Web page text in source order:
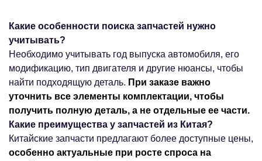
Какие особенности поиска запчастей нужно
учитывать?
Необходимо учитывать год выпуска автомобиля, его
модификацию, тип двигателя и другие нюансы, чтобы
найти подходящую деталь. При заказе важно
уточнить все элементы комплектации, чтобы
получить полную деталь, а не отдельные ее части.
Какие преимущества у запчастей из Китая?
Китайские запчасти предлагают более доступные цены,
особенно актуальные при росте спроса на